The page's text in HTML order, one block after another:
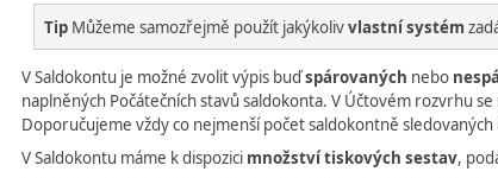
Tip Můžeme samozřejmě použít jakýkolivvlastní systém
V Saldokontu je možné zvolit výpis buďspárovaných nebo
naplněných Počátečních stavů saldokonta. V Účtovém rozvrhu
Doporučujeme vždy co nejmenší počet saldokontně sledovaných
V Saldokontu máme k dispozici množství tiskových sestav,